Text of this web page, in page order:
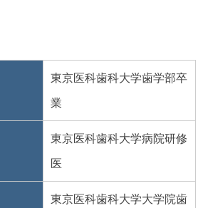
東京医科歯科大学歯学部卒
業
東京医科歯科大学病院研修
医
東京医科歯科大学大学院歯